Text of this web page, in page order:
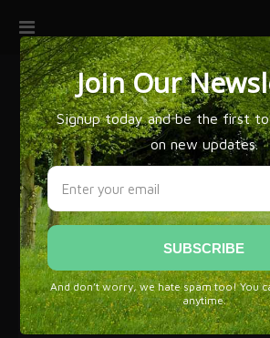
32ª edición de Ciutat Flamenco
SIMOF 30 Edition 2025 * ‘We are all